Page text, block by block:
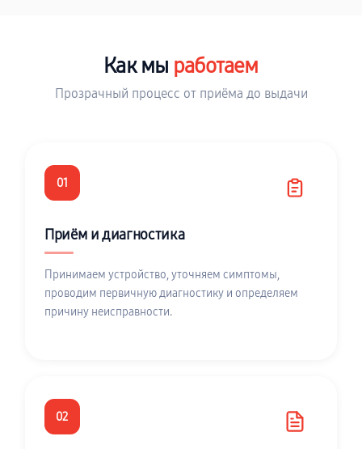
Как мы работаем
Прозрачный процесс от приёма до выдачи
01
Приём и диагностика
Принимаем устройство, уточняем симптомы,
проводим первичную диагностику и определяем
причину неисправности.
02